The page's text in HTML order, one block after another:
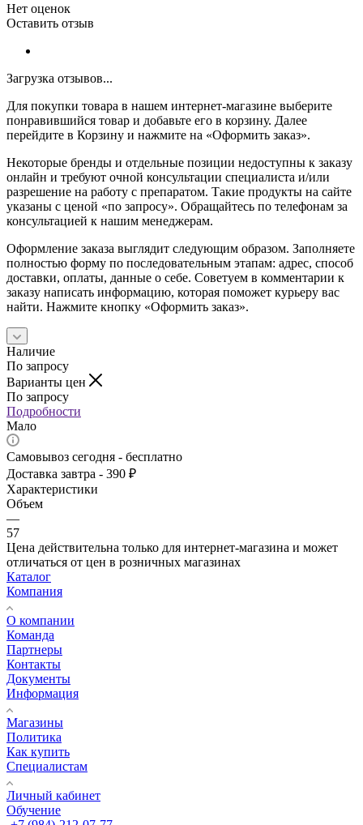
Нет оценок
Оставить отзыв
Загрузка отзывов...
Для покупки товара в нашем интернет-магазине выберите
понравившийся товар и добавьте его в корзину. Далее
перейдите в Корзину и нажмите на «Оформить заказ».
Некоторые бренды и отдельные позиции недоступны к заказу
онлайн и требуют очной консультации специалиста и/или
разрешение на работу с препаратом. Такие продукты на сайте
указаны с ценой «по запросу». Обращайтесь по телефонам за
консультацией к нашим менеджерам.
Оформление заказа выглядит следующим образом. Заполняете
полностью форму по последовательным этапам: адрес, способ
доставки, оплаты, данные о себе. Советуем в комментарии к
заказу написать информацию, которая поможет курьеру вас
найти. Нажмите кнопку «Оформить заказ».
Наличие
По запросу
Варианты цен
По запросу
Подробности
Мало
Самовывоз сегодня - бесплатно
Доставка завтра - 390 ₽
Характеристики
Объем
—
57
Цена действительна только для интернет-магазина и может
отличаться от цен в розничных магазинах
Каталог
Компания
О компании
Команда
Партнеры
Контакты
Документы
Информация
Магазины
Политика
Как купить
Специалистам
Личный кабинет
Обучение